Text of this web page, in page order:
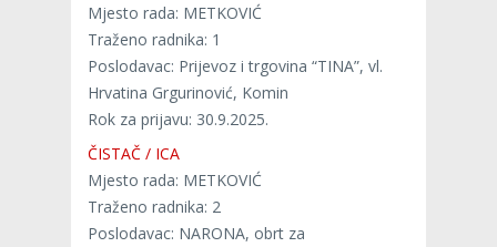
Mjesto rada: METKOVIĆ
Traženo radnika: 1
Poslodavac: Prijevoz i trgovina “TINA”, vl.
Hrvatina Grgurinović, Komin
Rok za prijavu: 30.9.2025.
ČISTAČ / ICA
Mjesto rada: METKOVIĆ
Traženo radnika: 2
Poslodavac: NARONA, obrt za